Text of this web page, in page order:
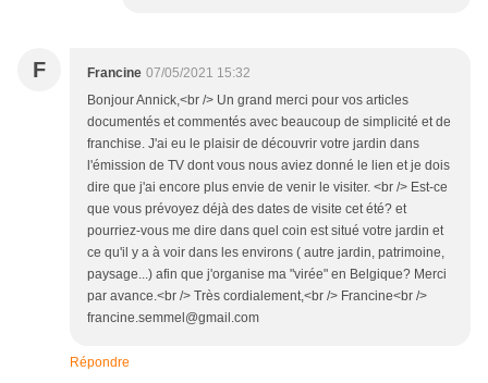
F Francine 07/05/2021 15:32
Bonjour Annick,<br /> Un grand merci pour vos articles
documentés et commentés avec beaucoup de simplicité et de
franchise. J'ai eu le plaisir de découvrir votre jardin dans
l'émission de TV dont vous nous aviez donné le lien et je dois
dire que j'ai encore plus envie de venir le visiter. <br /> Est-ce
que vous prévoyez déjà des dates de visite cet été? et
pourriez-vous me dire dans quel coin est situé votre jardin et
ce qu'il y a à voir dans les environs ( autre jardin, patrimoine,
paysage...) afin que j'organise ma "virée" en Belgique? Merci
par avance.<br /> Très cordialement,<br /> Francine<br />
francine.semmel@gmail.com
Répondre